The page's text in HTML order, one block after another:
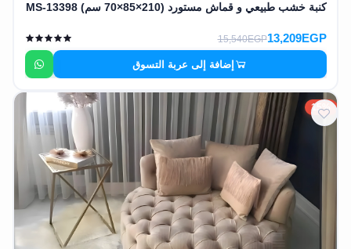
كنبة خشب طبيعي و قماش مستورد (210×85×70 سم) MS-13398
13,209EGP
15,540EGP
إضافة إلى عربة التسوق
15%